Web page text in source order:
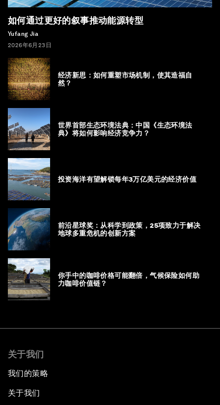
如何通过更好的叙事推动能源转型
Yufang Jia
2026年6月23日
经济新思：如何重塑市场机制，使其造福自
然？
世界首部生态环境法典：中国《生态环境法
典》将如何影响经济竞争力？
投资海洋有望解锁每年3万亿美元的经济价值
前沿星球奖：从科学到政策，25项致力于解决
地球多重危机的创新方案
你手中的咖啡价格可能翻倍，气候保险如何助
力咖啡价值链？
关于我们
我们的策略
关于我们